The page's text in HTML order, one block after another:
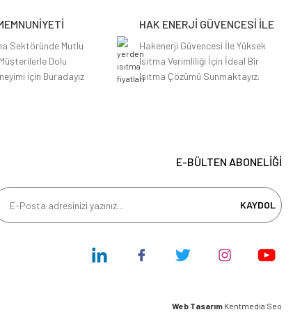
Sektöründe Mutlu
Dolu
için Buradayız
HAK ENERJİ GÜVENCESİ İLE
Hakenerji Güvencesi İle Yüksek
Isıtma Verimliliği İçin İdeal Bir
Isıtma Çözümü Sunmaktayız.
E-BÜLTEN ABONELİĞİ
KAYDOL
Web Tasarım Kentmedia Seo